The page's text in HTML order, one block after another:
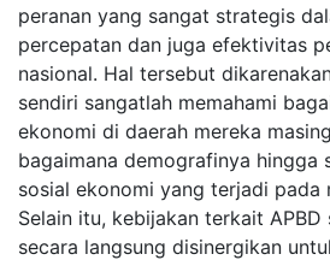
peranan yang sangat strategis
percepatan dan juga efektivitas
nasional. Hal tersebut
sendiri sangatlah memahami
ekonomi di daerah mereka
bagaimana demografinya hingga
sosial ekonomi yang terjadi pada
Selain itu, kebijakan terkait APBD
secara langsung disinergikan